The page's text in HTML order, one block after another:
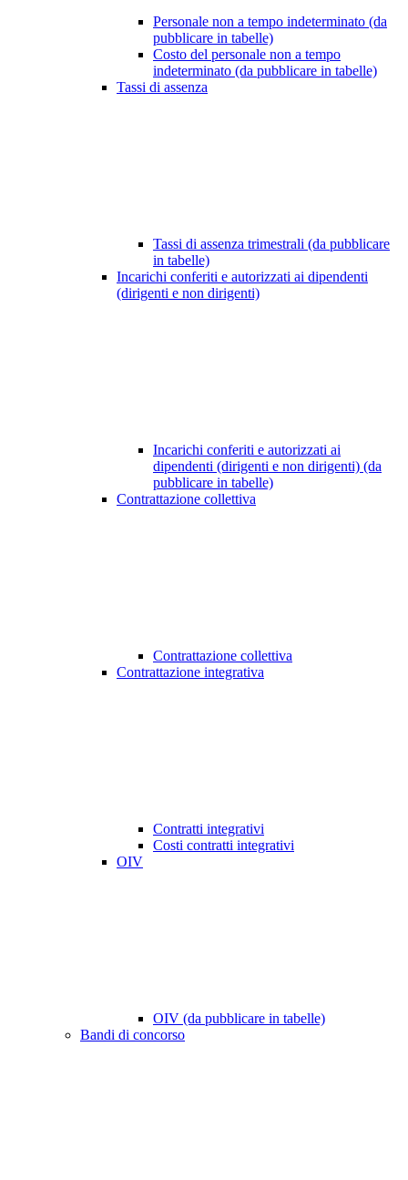
Personale non a tempo indeterminato (da
pubblicare in tabelle)
Costo del personale non a tempo
indeterminato (da pubblicare in tabelle)
Tassi di assenza
Tassi di assenza trimestrali (da pubblicare
in tabelle)
Incarichi conferiti e autorizzati ai dipendenti
(dirigenti e non dirigenti)
Incarichi conferiti e autorizzati ai
dipendenti (dirigenti e non dirigenti) (da
pubblicare in tabelle)
Contrattazione collettiva
Contrattazione collettiva
Contrattazione integrativa
Contratti integrativi
Costi contratti integrativi
OIV
OIV (da pubblicare in tabelle)
Bandi di concorso